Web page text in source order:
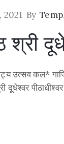
2021 By
श्री
उत्सव कल*
दूधेश्वर